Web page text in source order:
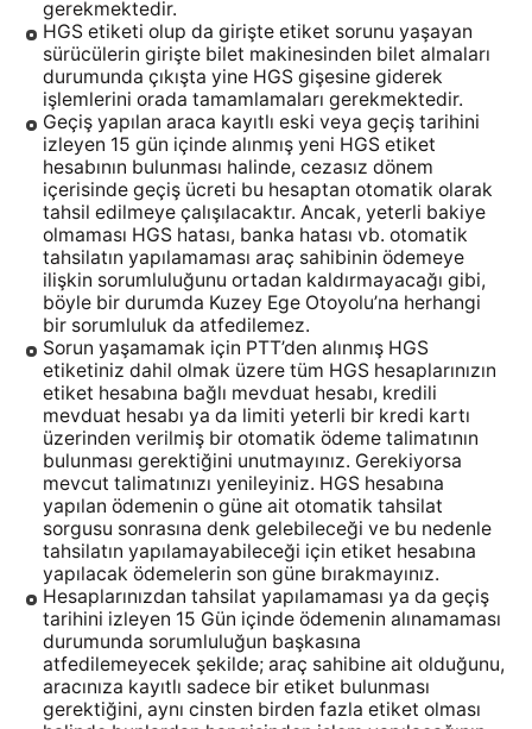
gerekmektedir.
HGS etiketi olup da girişte etiket sorunu yaşayan
sürücülerin girişte bilet makinesinden bilet almaları
durumunda çıkışta yine HGS gişesine giderek
işlemlerini orada tamamlamaları gerekmektedir.
Geçiş yapılan araca kayıtlı eski veya geçiş tarihini
izleyen 15 gün içinde alınmış yeni HGS etiket
hesabının bulunması halinde, cezasız dönem
içerisinde geçiş ücreti bu hesaptan otomatik olarak
tahsil edilmeye çalışılacaktır. Ancak, yeterli bakiye
olmaması HGS hatası, banka hatası vb. otomatik
tahsilatın yapılamaması araç sahibinin ödemeye
ilişkin sorumluluğunu ortadan kaldırmayacağı gibi,
böyle bir durumda Kuzey Ege Otoyolu’na herhangi
bir sorumluluk da atfedilemez.
Sorun yaşamamak için PTT’den alınmış HGS
etiketiniz dahil olmak üzere tüm HGS hesaplarınızın
etiket hesabına bağlı mevduat hesabı, kredili
mevduat hesabı ya da limiti yeterli bir kredi kartı
üzerinden verilmiş bir otomatik ödeme talimatının
bulunması gerektiğini unutmayınız. Gerekiyorsa
mevcut talimatınızı yenileyiniz. HGS hesabına
yapılan ödemenin o güne ait otomatik tahsilat
sorgusu sonrasına denk gelebileceği ve bu nedenle
tahsilatın yapılamayabileceği için etiket hesabına
yapılacak ödemelerin son güne bırakmayınız.
Hesaplarınızdan tahsilat yapılamaması ya da geçiş
tarihini izleyen 15 Gün içinde ödemenin alınamaması
durumunda sorumluluğun başkasına
atfedilemeyecek şekilde; araç sahibine ait olduğunu,
aracınıza kayıtlı sadece bir etiket bulunması
gerektiğini, aynı cinsten birden fazla etiket olması